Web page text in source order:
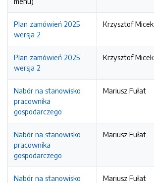
Plan zamówień 2025
wersja 2
Krzysztof Micek
Plan zamówień 2025
wersja 2
Krzysztof Micek
Nabór na stanowisko
pracownika
gospodarczego
Mariusz Fułat
Nabór na stanowisko
pracownika
gospodarczego
Mariusz Fułat
Nabór na stanowisko
Mariusz Fułat